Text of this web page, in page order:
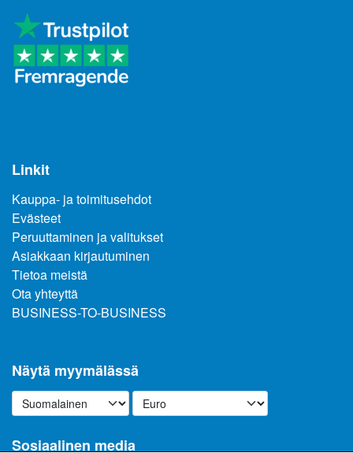
Linkit
Kauppa- ja toimitusehdot
Evästeet
Peruuttaminen ja valitukset
Asiakkaan kirjautuminen
Tietoa meistä
Ota yhteyttä
BUSINESS-TO-BUSINESS
Näytä myymälässä
Sosiaalinen media